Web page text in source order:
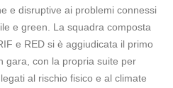
e disruptive ai problemi connessi
e green. La squadra composta
e RED si è aggiudicata il primo
gara, con la propria suite per
al rischio fisico e al climate